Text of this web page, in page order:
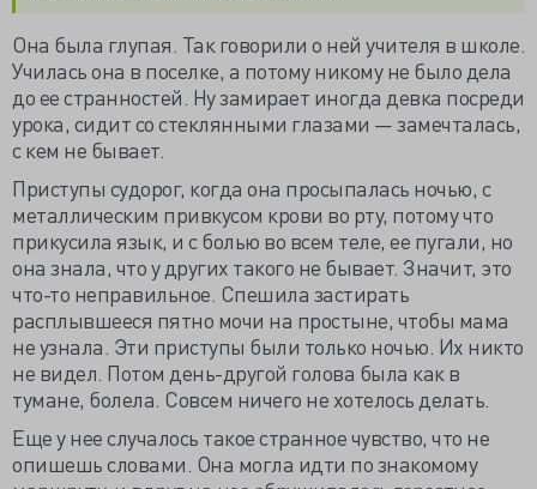
Она была глупая. Так говорили о ней учителя в школе.
Училась она в поселке, а потому никому не было дела
до ее странностей. Ну замирает иногда девка посреди
урока, сидит со стеклянными глазами — замечталась,
с кем не бывает.
Приступы судорог, когда она просыпалась ночью, с
металлическим привкусом крови во рту, потому что
прикусила язык, и с болью во всем теле, ее пугали, но
она знала, что у других такого не бывает. Значит, это
что-то неправильное. Спешила застирать
расплывшееся пятно мочи на простыне, чтобы мама
не узнала. Эти приступы были только ночью. Их никто
не видел. Потом день-другой голова была как в
тумане, болела. Совсем ничего не хотелось делать.
Еще у нее случалось такое странное чувство, что не
опишешь словами. Она могла идти по знакомому